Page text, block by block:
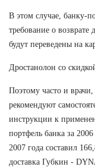
В этом случае, банку-
требование о возврате
будут переведены на
Дростанолон со
Поэтому часто и
рекомендуют
инструкции к
портфель банка за
2007 года составил
доставка Губкин -